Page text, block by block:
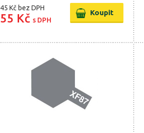
45 Kč bez DPH
55 Kčs DPH